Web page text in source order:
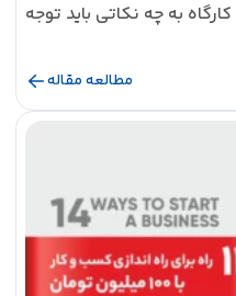
کارگاه به چه نکاتی باید توجه
مطالعه مقاله